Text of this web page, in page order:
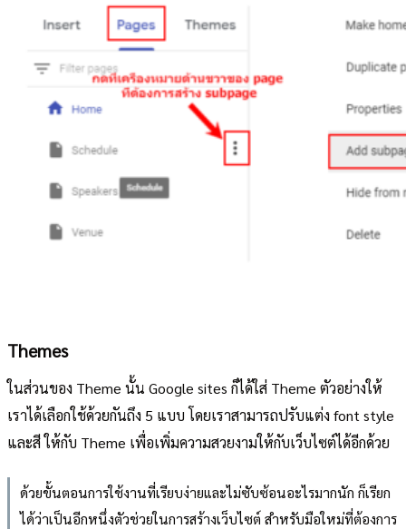
Themes
ในส่วนของ Theme นั้น Google sites ก็ได้ใส่ Theme ตัวอย่างให้
เราได้เลือกใช้ด้วยกันถึง 5 แบบ โดยเราสามารถปรับแต่ง font style
และสี ให้กับ Theme เพื่อเพิ่มความสวยงามให้กับเว็บไซต์ได้อีกด้วย
ด้วยขั้นตอนการใช้งานที่เรียบง่ายและไม่ซับซ้อนอะไรมากนัก ก็เรียก
ได้ว่าเป็นอีกหนึ่งตัวช่วยในการสร้างเว็บไซต์ สำหรับมือใหม่ที่ต้องการ